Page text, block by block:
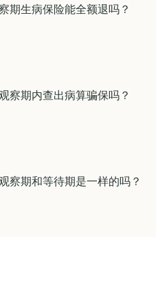
期生病保险能全额退吗？
察期内查出病算骗保吗？
察期和等待期是一样的吗？